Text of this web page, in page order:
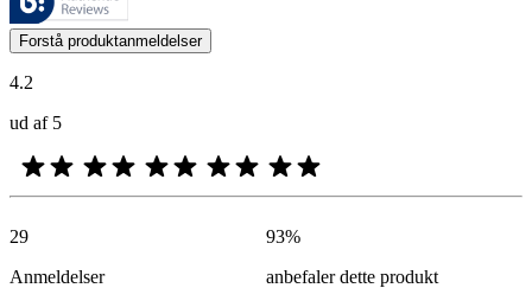
Kundernes meninger i form af produkt- og stjernevurderinger er
Forstå produktanmeldelser
4.2
ud af 5
29
Anmeldelser
93%
anbefaler dette produkt